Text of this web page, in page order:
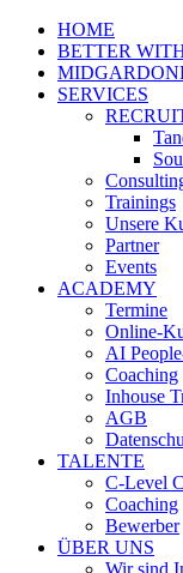
HOME
BETTER
SERVICES
Trainings
Unsere
Partner
Events
ACADEMY
Termine
Online-
AI
Coaching
Inhouse
AGB
TALENTE
C-Level
Coaching
Bewerber
ÜBER UNS
Wir sind